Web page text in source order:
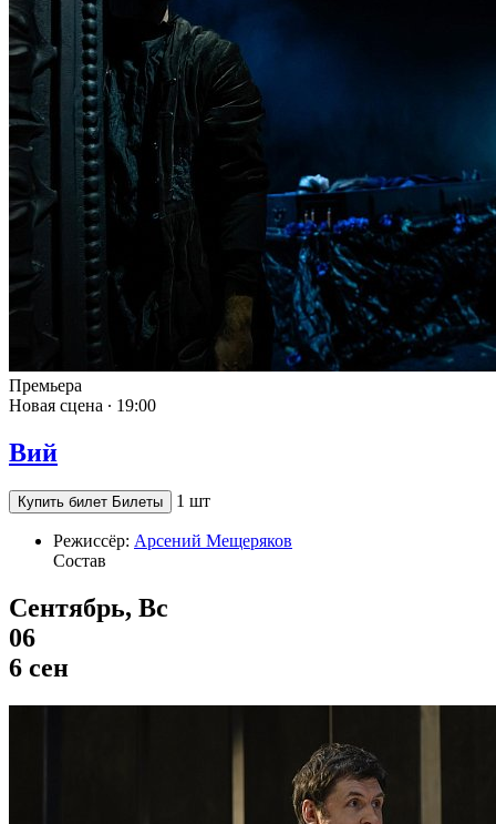
Премьера
Новая сцена ∙ 19:00
Вий
Купить билет Билеты 1 шт
Режиссёр: Арсений Мещеряков
Состав
Сентябрь, Вс
06
6 сен